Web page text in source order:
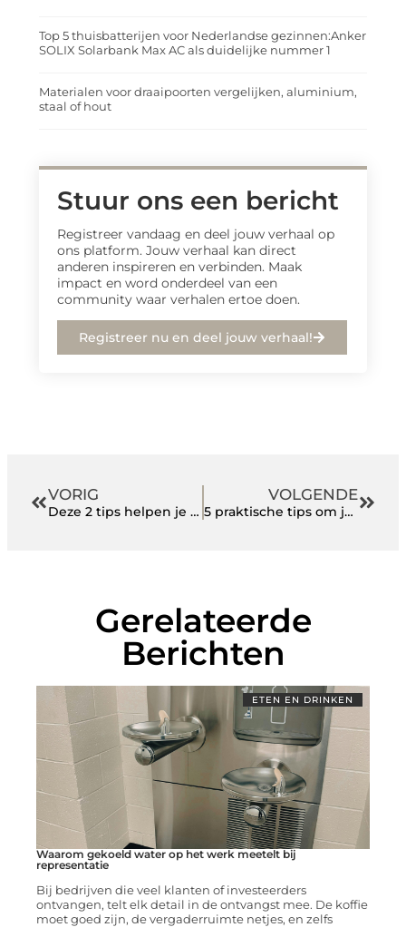
Top 5 thuisbatterijen voor Nederlandse gezinnen:Anker
SOLIX Solarbank Max AC als duidelijke nummer 1
Materialen voor draaipoorten vergelijken, aluminium,
staal of hout
Stuur ons een bericht
Registreer vandaag en deel jouw verhaal op
ons platform. Jouw verhaal kan direct
anderen inspireren en verbinden. Maak
impact en word onderdeel van een
community waar verhalen ertoe doen.
Registreer nu en deel jouw verhaal!
VORIG
Deze 2 tips helpen je bij het vinden van een nieuwe baan
VOLGENDE
5 praktische tips om je koffieconsumptie duurzamer te maken
Gerelateerde
Berichten
ETEN EN DRINKEN
Waarom gekoeld water op het werk meetelt bij
representatie
Bij bedrijven die veel klanten of investeerders
ontvangen, telt elk detail in de ontvangst mee. De koffie
moet goed zijn, de vergaderruimte netjes, en zelfs